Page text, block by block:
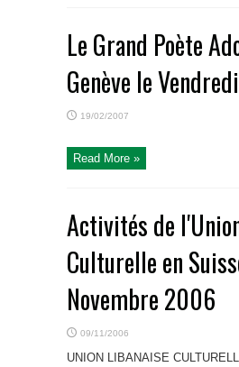
Le Grand Poète
Genève le
19/02/2007
Read More »
Activités de
Culturelle en
Novembre 2006
09/11/2006
UNION LIBANAISE